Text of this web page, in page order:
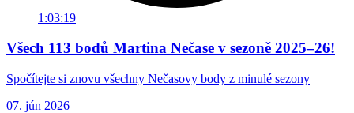
1:03:19
Všech 113 bodů Martina Nečase v sezoně 2025–26!
Spočítejte si znovu všechny Nečasovy body z minulé sezony
07. jún 2026